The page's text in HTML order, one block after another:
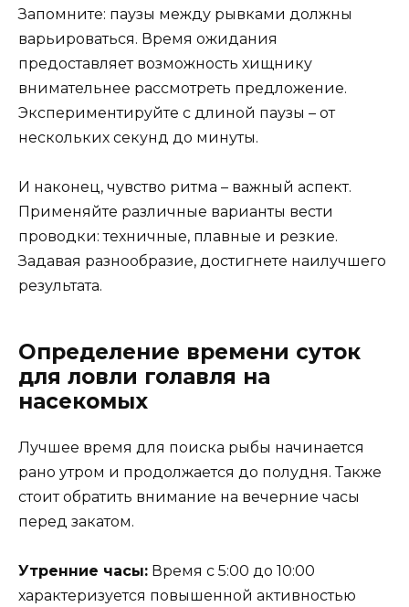
Запомните: паузы между рывками должны
варьироваться. Время ожидания
предоставляет возможность хищнику
внимательнее рассмотреть предложение.
Экспериментируйте с длиной паузы – от
нескольких секунд до минуты.
И наконец, чувство ритма – важный аспект.
Применяйте различные варианты вести
проводки: техничные, плавные и резкие.
Задавая разнообразие, достигнете наилучшего
результата.
Определение времени суток
для ловли голавля на
насекомых
Лучшее время для поиска рыбы начинается
рано утром и продолжается до полудня. Также
стоит обратить внимание на вечерние часы
перед закатом.
Утренние часы: Время с 5:00 до 10:00
характеризуется повышенной активностью